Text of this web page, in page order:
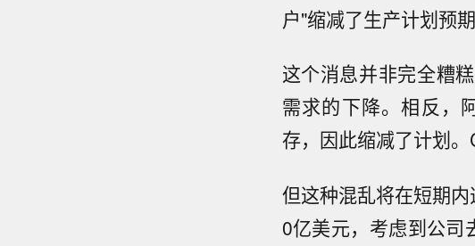
户"缩减了生产计划预
这个消息并非完全糟
需求的下降。相反，
存，因此缩减了计划。
但这种混乱将在短期
0亿美元，考虑到公司